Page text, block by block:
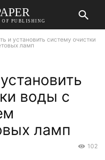
OF PUBLISHING
и установить систему очистки
ламп
воды с
ламп
102